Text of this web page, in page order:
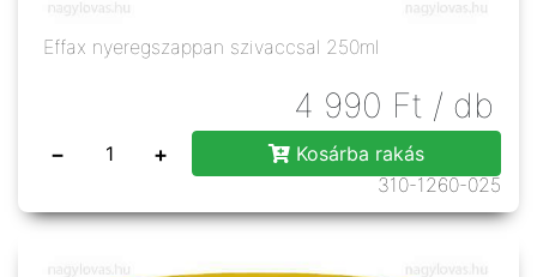
Effax nyeregszappan szivaccsal 250ml
4 990 Ft / db
− +
Kosárba rakás
310-1260-025